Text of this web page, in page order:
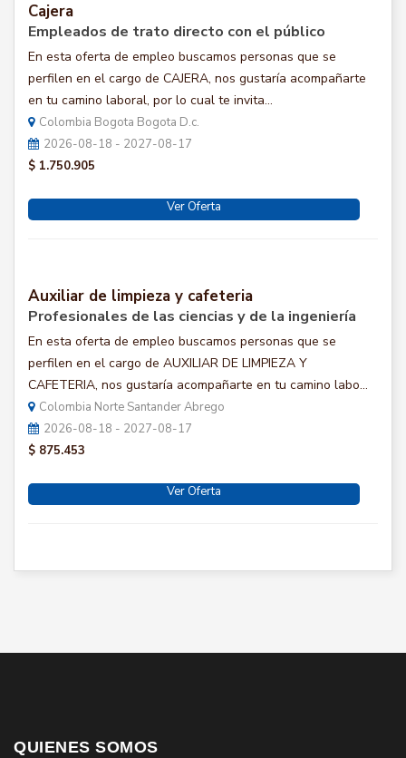
Cajera
Empleados de trato directo con el público
En esta oferta de empleo buscamos personas que se
perfilen en el cargo de CAJERA, nos gustaría acompañarte
en tu camino laboral, por lo cual te invita...
Colombia Bogota Bogota D.c.
2026-08-18 - 2027-08-17
$ 1.750.905
Ver Oferta
Auxiliar de limpieza y cafeteria
Profesionales de las ciencias y de la ingeniería
En esta oferta de empleo buscamos personas que se
perfilen en el cargo de AUXILIAR DE LIMPIEZA Y
CAFETERIA, nos gustaría acompañarte en tu camino labo...
Colombia Norte Santander Abrego
2026-08-18 - 2027-08-17
$ 875.453
Ver Oferta
QUIENES SOMOS